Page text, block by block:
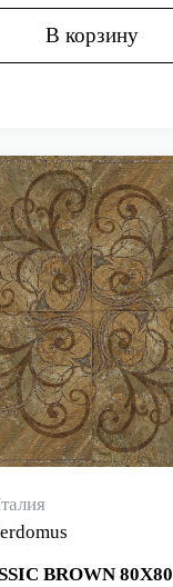
В корзину
BROWN 80X80